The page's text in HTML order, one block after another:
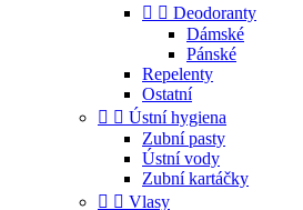
  Deodoranty
Dámské
Pánské
Repelenty
Ostatní
  Ústní hygiena
Zubní pasty
Ústní vody
Zubní kartáčky
  Vlasy